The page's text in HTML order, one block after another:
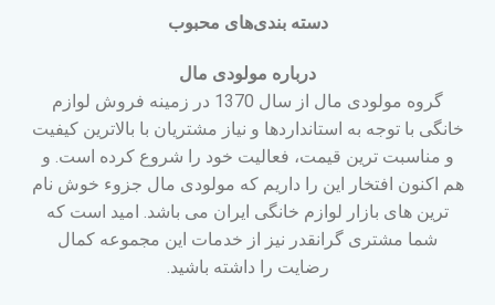
دسته بندی‌های محبوب
درباره مولودی مال
گروه مولودی مال از سال 1370 در زمینه فروش لوازم
خانگی با توجه به استانداردها و نیاز مشتریان با بالاترین کیفیت
و مناسبت ترین قیمت، فعالیت خود را شروع کرده است. و
هم اکنون افتخار این را داریم که مولودی مال جزوء خوش نام
ترین های بازار لوازم خانگی ایران می باشد. امید است که
شما مشتری گرانقدر نیز از خدمات این مجموعه کمال
رضایت را داشته باشید.